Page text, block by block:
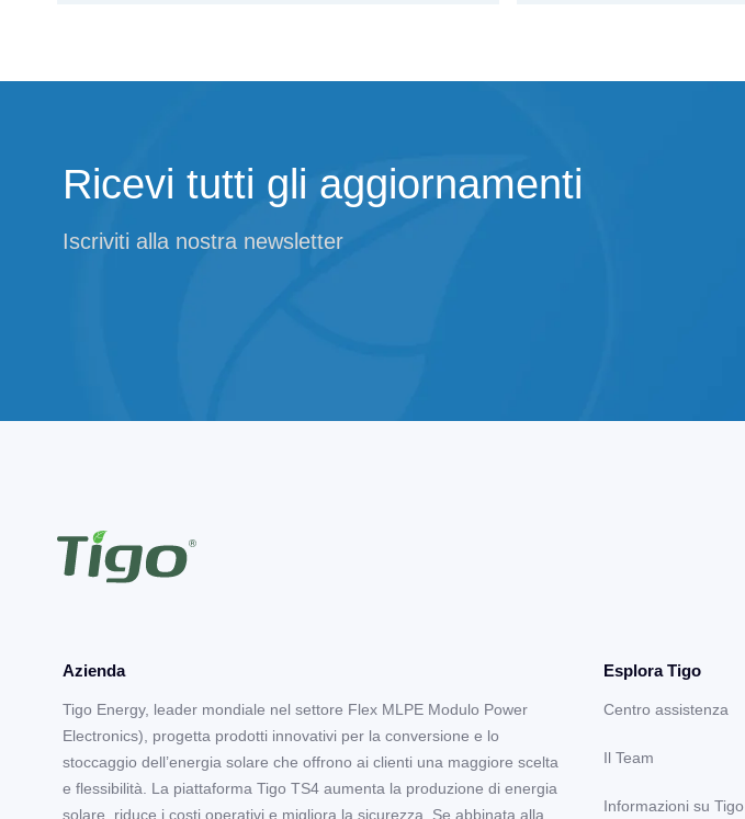
Ricevi tutti gli aggiornamenti
Iscriviti alla nostra newsletter
Azienda
Tigo Energy, leader mondiale nel settore Flex MLPE Modulo Power
Electronics), progetta prodotti innovativi per la conversione e lo
stoccaggio dell’energia solare che offrono ai clienti una maggiore scelta
e flessibilità. La piattaforma Tigo TS4 aumenta la produzione di energia
solare, riduce i costi operativi e migliora la sicurezza. Se abbinata alla
Esplora Tigo
Centro assistenza
Il Team
Informazioni su Tigo